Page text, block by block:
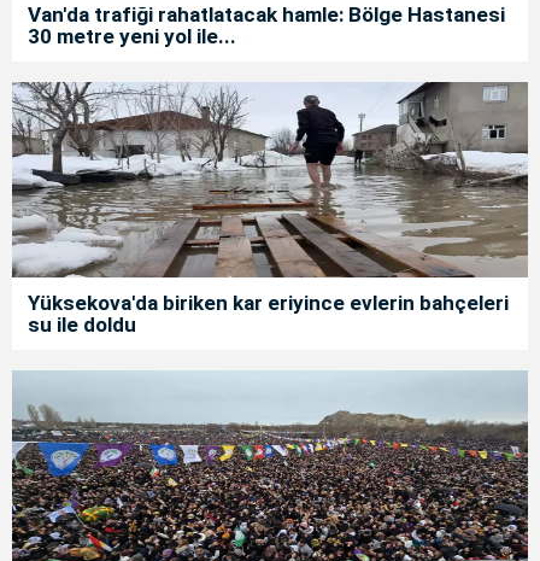
Van'da trafiği rahatlatacak hamle: Bölge Hastanesi
30 metre yeni yol ile...
Yüksekova'da biriken kar eriyince evlerin bahçeleri
su ile doldu